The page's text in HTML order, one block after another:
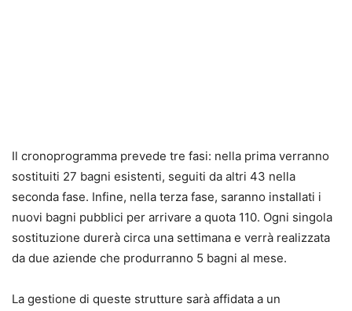
Il cronoprogramma prevede tre fasi: nella prima verranno
sostituiti 27 bagni esistenti, seguiti da altri 43 nella
seconda fase. Infine, nella terza fase, saranno installati i
nuovi bagni pubblici per arrivare a quota 110. Ogni singola
sostituzione durerà circa una settimana e verrà realizzata
da due aziende che produrranno 5 bagni al mese.
La gestione di queste strutture sarà affidata a un